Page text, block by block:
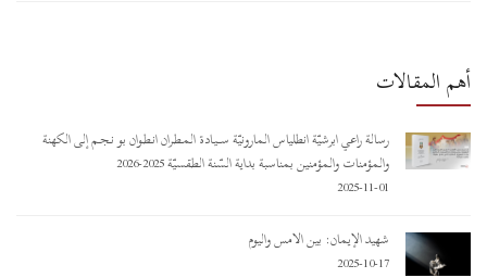
أهم المقالات
رسالة راعي أبرشيّة أنطلياس المارونيّة ســـيـادة المـطـران أنـطـوان بو نـجـم إلى الكهنة
والمؤمنات والمؤمنين بمناسبة بداية السّنة الطقسيّة 2025-2026
2025-11-01
شهيد الإيمان: بين الأمس واليوم
2025-10-17